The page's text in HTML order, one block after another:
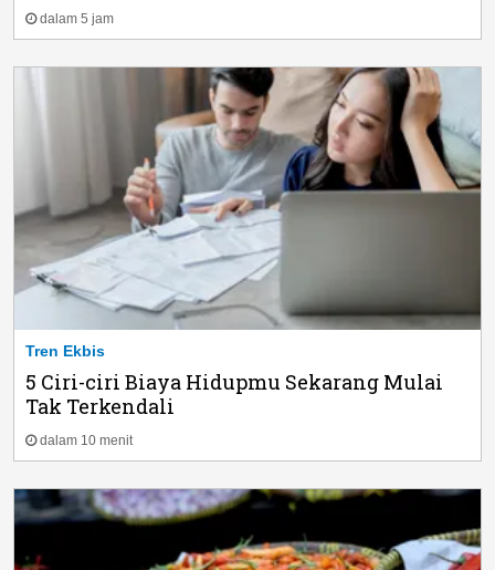
dalam 5 jam
Tren Ekbis
5 Ciri-ciri Biaya Hidupmu Sekarang Mulai
Tak Terkendali
dalam 10 menit